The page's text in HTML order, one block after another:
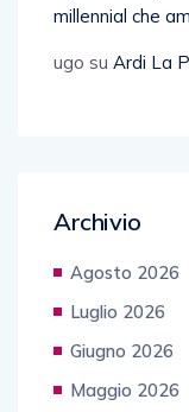
millennial che
ugo su Ardi La
Archivio
Agosto 2026
Luglio 2026
Giugno 2026
Maggio 2026